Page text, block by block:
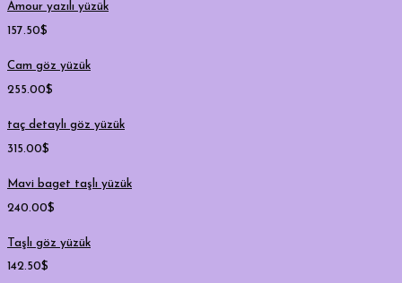
Amour yazılı yüzük
157.50$
Cam göz yüzük
255.00$
taç detaylı göz yüzük
315.00$
Mavi baget taşlı yüzük
240.00$
Taşlı göz yüzük
142.50$